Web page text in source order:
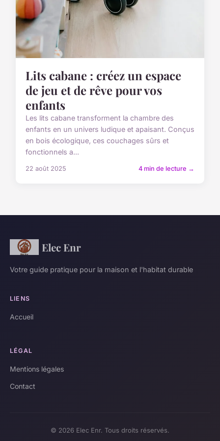
Lits cabane : créez un espace
de jeu et de rêve pour vos
enfants
Les lits cabane transforment la chambre des
enfants en un univers ludique et apaisant. Conçus
en bois écologique, ces couchages sûrs et
fonctionnels a...
22 août 2025 4 min de lecture →
Elec Enr
Votre guide pratique pour la maison et l'habitat durable
LIENS
Accueil
LÉGAL
Mentions légales
Contact
© 2026 Elec Enr. Tous droits réservés.